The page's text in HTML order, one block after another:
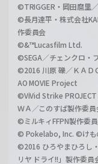
©TRIGGER・岡田麿里
©長月達平・株式会社
作委員会
©&™Lucasfilm Ltd.
©SEGA／チェンクロ・
©2016 川原 礫／ＫＡＤ
AO MOVIE Project
©ViVid Strike
ＷＡ／このすば製作委員
©ミルキィFFPN製作委
© Pokelabo, Inc. ©けも
©2016 ひろやまひろし
リヤ ドライ!!」製作委員